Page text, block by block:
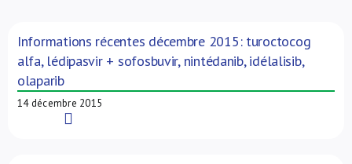
NL
Informations récentes décembre 2015: turoctocog
alfa, lédipasvir + sofosbuvir, nintédanib, idélalisib,
olaparib
14 décembre 2015